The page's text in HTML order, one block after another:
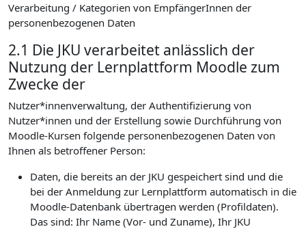
Verarbeitung / Kategorien von EmpfängerInnen der
personenbezogenen Daten
2.1 Die JKU verarbeitet anlässlich der
Nutzung der Lernplattform Moodle zum
Zwecke der
Nutzer*innenverwaltung, der Authentifizierung von
Nutzer*innen und der Erstellung sowie Durchführung von
Moodle-Kursen folgende personenbezogenen Daten von
Ihnen als betroffener Person:
Daten, die bereits an der JKU gespeichert sind und die
bei der Anmeldung zur Lernplattform automatisch in die
Moodle-Datenbank übertragen werden (Profildaten).
Das sind: Ihr Name (Vor- und Zuname), Ihr JKU